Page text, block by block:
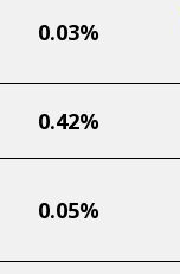
0.03%
0.42%
0.05%